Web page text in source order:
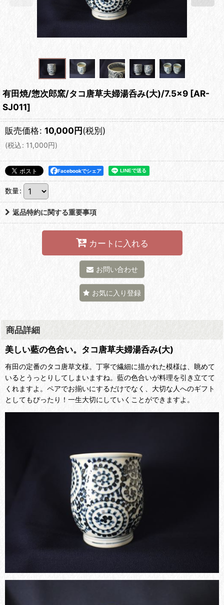
有田焼/惣次郎窯/タコ唐草夫婦湯呑み(大)/7.5×9 [AR-
SJ011]
販売価格: 10,000円(税別)
(税込: 11,000円)
Facebookでシェア
数量:
返品特約に関する重要事項
カートに入れる
お問い合わせ
お気に入り登録
商品詳細
美しい藍の色合い。タコ唐草夫婦湯呑み(大)
有田の定番のタコ唐草文様。丁寧で繊細に描かれた模様は、眺めて
いるとうっとりしてしまいますね。藍の色合いが料理を引き立てて
くれますよ。ペアでお揃いにするだけでなく、大切な人へのギフト
としてもぴったり！一生大切にしていくことができますよ。